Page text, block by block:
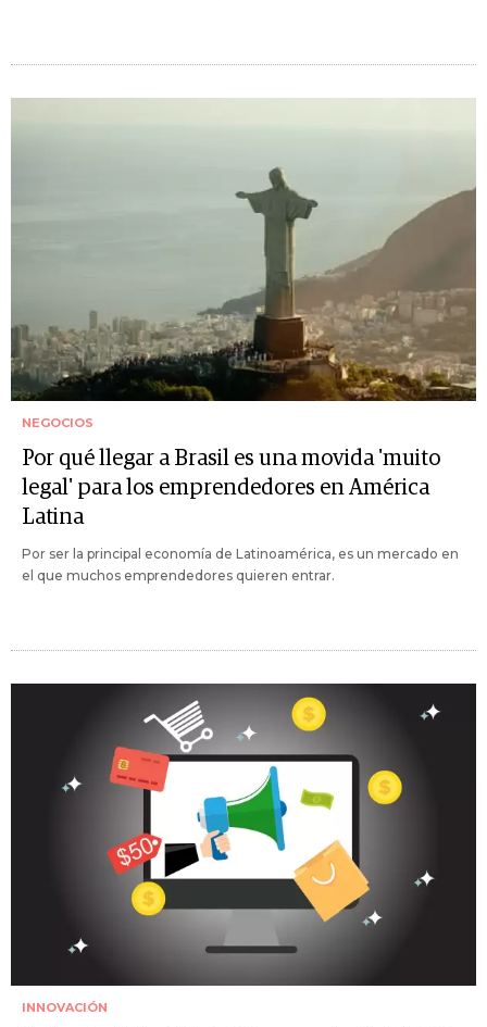
NEGOCIOS
Por qué llegar a Brasil es una movida 'muito
legal' para los emprendedores en América
Latina
Por ser la principal economía de Latinoamérica, es un mercado en
el que muchos emprendedores quieren entrar.
INNOVACIÓN